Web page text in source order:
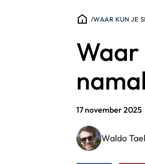
/WAAR KUN JE
Waar
17 november 2025
Waldo